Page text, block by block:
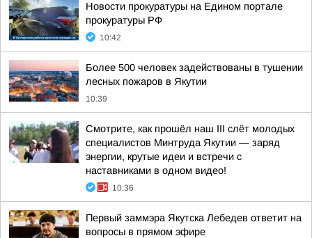
Новости прокуратуры на Едином портале
прокуратуры РФ
10:42
Более 500 человек задействованы в тушении
лесных пожаров в Якутии
10:39
Смотрите, как прошёл наш III слёт молодых
специалистов Минтруда Якутии — заряд
энергии, крутые идеи и встречи с
наставниками в одном видео!
10:36
Первый заммэра Якутска Лебедев ответит на
вопросы в прямом эфире